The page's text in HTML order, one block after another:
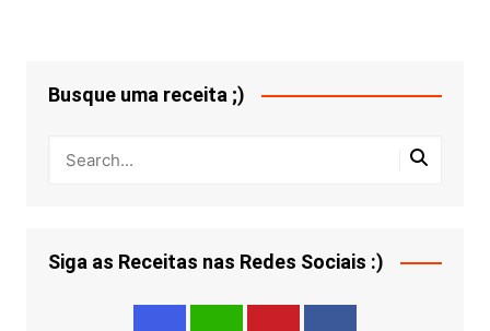
Busque uma receita ;)
Siga as Receitas nas Redes Sociais :)